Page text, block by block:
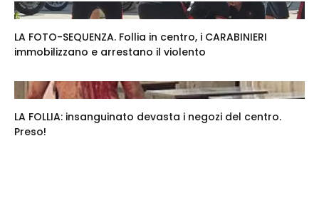
LA FOTO-SEQUENZA. Follia in centro, i CARABINIERI
immobilizzano e arrestano il violento
LA FOLLIA: insanguinato devasta i negozi del centro.
Preso!